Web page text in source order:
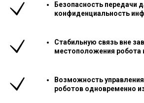
Безопасность передачи
конфиденциальность
Стабильную связь вне
местоположения робота
Возможность
роботов одновременно